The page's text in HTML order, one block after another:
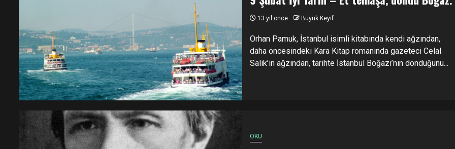
13 yıl önce Büyük Keyif
Orhan Pamuk, İstanbul isimli kitabında kendi ağzından,
daha öncesindeki Kara Kitap romanında gazeteci Celal
Salik’in ağzından, tarihte İstanbul Boğazı’nın donduğunu...
OKU